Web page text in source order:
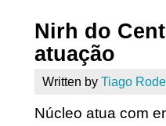
Nirh do
atuação
Written by Tiago
Núcleo atua com